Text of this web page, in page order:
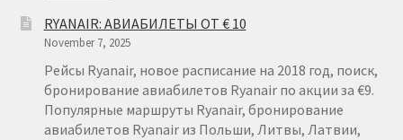
ТЕЛЬ-
АВИВ
RYANAIR: АВИАБИЛЕТЫ ОТ € 10
November 7, 2025
Рейсы Ryanair, новое расписание на 2018 год, поиск,
бронирование авиабилетов Ryanair по акции за €9.
Популярные маршруты Ryanair, бронирование
авиабилетов Ryanair из Польши, Литвы, Латвии,